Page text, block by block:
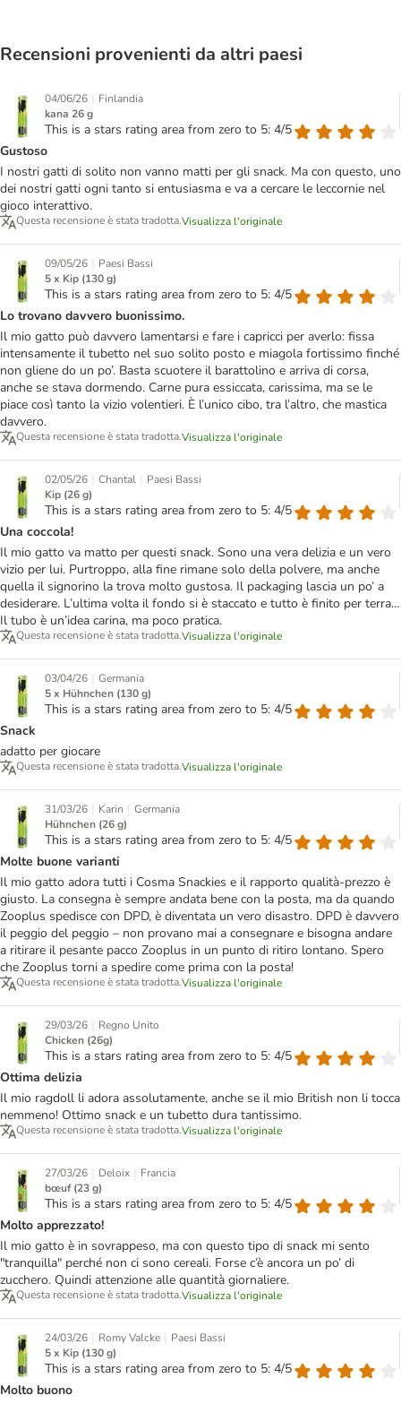
Recensioni provenienti da altri paesi
04/06/26 | Finlandia
kana 26 g
This is a stars rating area from zero to 5: 4/5
Gustoso
I nostri gatti di solito non vanno matti per gli snack. Ma con questo, uno
dei nostri gatti ogni tanto si entusiasma e va a cercare le leccornie nel
gioco interattivo.
Questa recensione è stata tradotta.Visualizza l'originale
09/05/26 | Paesi Bassi
5 x Kip (130 g)
This is a stars rating area from zero to 5: 4/5
Lo trovano davvero buonissimo.
Il mio gatto può davvero lamentarsi e fare i capricci per averlo: fissa
intensamente il tubetto nel suo solito posto e miagola fortissimo finché
non gliene do un po’. Basta scuotere il barattolino e arriva di corsa,
anche se stava dormendo. Carne pura essiccata, carissima, ma se le
piace così tanto la vizio volentieri. È l’unico cibo, tra l’altro, che mastica
davvero.
Questa recensione è stata tradotta.Visualizza l'originale
02/05/26 | Chantal | Paesi Bassi
Kip (26 g)
This is a stars rating area from zero to 5: 4/5
Una coccola!
Il mio gatto va matto per questi snack. Sono una vera delizia e un vero
vizio per lui. Purtroppo, alla fine rimane solo della polvere, ma anche
quella il signorino la trova molto gustosa. Il packaging lascia un po’ a
desiderare. L’ultima volta il fondo si è staccato e tutto è finito per terra…
Il tubo è un’idea carina, ma poco pratica.
Questa recensione è stata tradotta.Visualizza l'originale
03/04/26 | Germania
5 x Hühnchen (130 g)
This is a stars rating area from zero to 5: 4/5
Snack
adatto per giocare
Questa recensione è stata tradotta.Visualizza l'originale
31/03/26 | Karin | Germania
Hühnchen (26 g)
This is a stars rating area from zero to 5: 4/5
Molte buone varianti
Il mio gatto adora tutti i Cosma Snackies e il rapporto qualità-prezzo è
giusto. La consegna è sempre andata bene con la posta, ma da quando
Zooplus spedisce con DPD, è diventata un vero disastro. DPD è davvero
il peggio del peggio – non provano mai a consegnare e bisogna andare
a ritirare il pesante pacco Zooplus in un punto di ritiro lontano. Spero
che Zooplus torni a spedire come prima con la posta!
Questa recensione è stata tradotta.Visualizza l'originale
29/03/26 | Regno Unito
Chicken (26g)
This is a stars rating area from zero to 5: 4/5
Ottima delizia
Il mio ragdoll li adora assolutamente, anche se il mio British non li tocca
nemmeno! Ottimo snack e un tubetto dura tantissimo.
Questa recensione è stata tradotta.Visualizza l'originale
27/03/26 | Deloix | Francia
bœuf (23 g)
This is a stars rating area from zero to 5: 4/5
Molto apprezzato!
Il mio gatto è in sovrappeso, ma con questo tipo di snack mi sento
"tranquilla" perché non ci sono cereali. Forse c’è ancora un po’ di
zucchero. Quindi attenzione alle quantità giornaliere.
Questa recensione è stata tradotta.Visualizza l'originale
24/03/26 | Romy Valcke | Paesi Bassi
5 x Kip (130 g)
This is a stars rating area from zero to 5: 4/5
Molto buono